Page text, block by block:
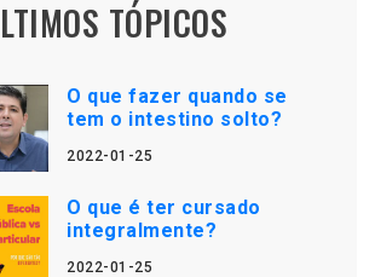
TÓPICOS
O que fazer quando se
tem o intestino solto?
2022-01-25
O que é ter cursado
integralmente?
2022-01-25